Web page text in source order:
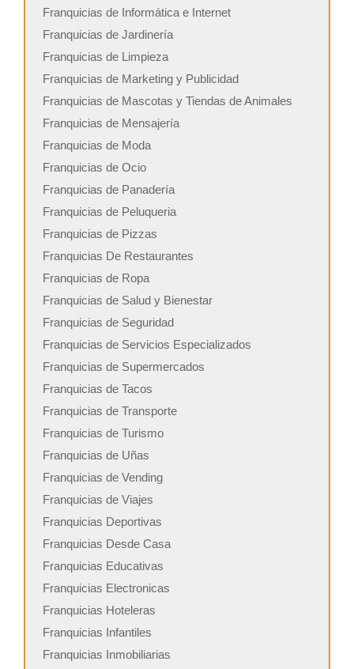
Franquicias de Informática e Internet
Franquicias de Jardinería
Franquicias de Limpieza
Franquicias de Marketing y Publicidad
Franquicias de Mascotas y Tiendas de Animales
Franquicias de Mensajería
Franquicias de Moda
Franquicias de Ocio
Franquicias de Panadería
Franquicias de Peluqueria
Franquicias de Pizzas
Franquicias De Restaurantes
Franquicias de Ropa
Franquicias de Salud y Bienestar
Franquicias de Seguridad
Franquicias de Servicios Especializados
Franquicias de Supermercados
Franquicias de Tacos
Franquicias de Transporte
Franquicias de Turismo
Franquicias de Uñas
Franquicias de Vending
Franquicias de Viajes
Franquicias Deportivas
Franquicias Desde Casa
Franquicias Educativas
Franquicias Electronicas
Franquicias Hoteleras
Franquicias Infantiles
Franquicias Inmobiliarias